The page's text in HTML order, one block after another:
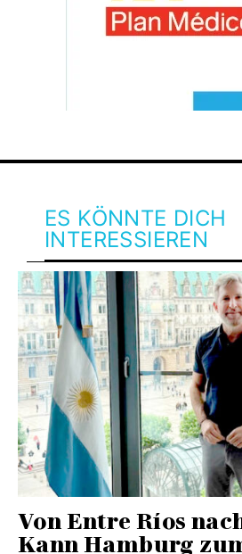
ES KÖNNTE DICH
INTERESSIEREN
Von Entre Ríos
Kann Hamburg